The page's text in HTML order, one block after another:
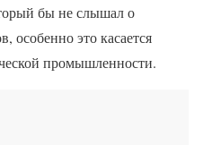
бы не слышал о
особенно это касается
промышленности.